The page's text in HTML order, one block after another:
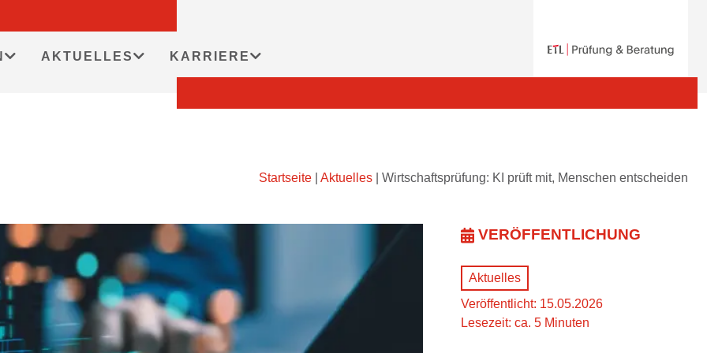
AKTUELLES KARRIERE
Startseite Aktuelles Wirtschaftsprüfung: KI prüft mit, Menschen entscheiden
VERÖFFENTLICHUNG
Aktuelles
Veröffentlicht: 15.05.2026
Lesezeit: ca. 5 Minuten